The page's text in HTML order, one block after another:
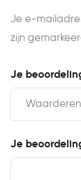
Je e-
zijn
Je
Je